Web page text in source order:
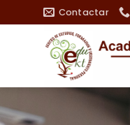
al
contenido
Contactar